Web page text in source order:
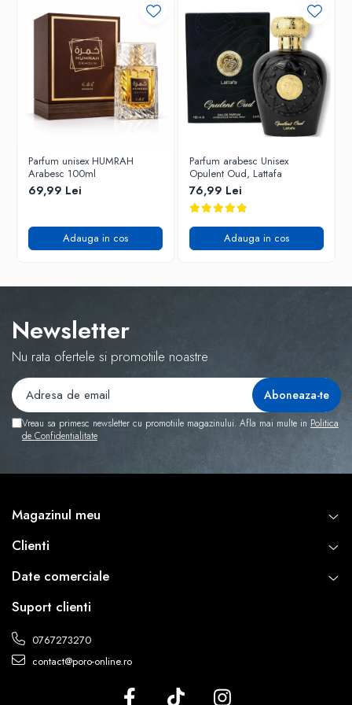
Parfum unisex HUMRAH
Arabesc 100ml
69,99 Lei
Adauga in cos
Parfum arabesc Unisex
Opulent Oud, Lattafa
76,99 Lei
Adauga in cos
Newsletter
Nu rata ofertele si promotiile noastre
Vreau sa primesc newsletter cu promotiile magazinului. Afla mai multe in Politica
de Confidentialitate
Magazinul meu
Clienti
Date comerciale
Suport clienti
0767273270
contact@poro-online.ro